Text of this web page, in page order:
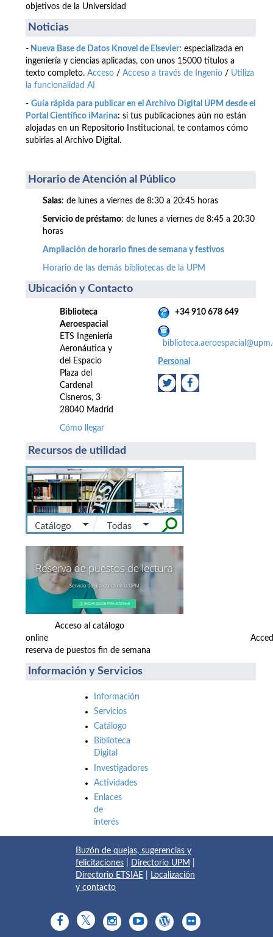
objetivos de la Universidad
Noticias
- Nueva Base de Datos Knovel de Elsevier: especializada en
ingeniería y ciencias aplicadas, con unos 15000 títulos a
texto completo. Acceso / Acceso a través de Ingenio / Utiliza
la funcionalidad AI
- Guía rápida para publicar en el Archivo Digital UPM desde el
Portal Científico iMarina: si tus publicaciones aún no están
alojadas en un Repositorio Institucional, te contamos cómo
subirlas al Archivo Digital.
Horario de Atención al Público
Salas: de lunes a viernes de 8:30 a 20:45 horas
Servicio de préstamo: de lunes a viernes de 8:45 a 20:30
horas
Ampliación de horario fines de semana y festivos
Horario de las demás bibliotecas de la UPM
Ubicación y Contacto
Biblioteca
Aeroespacial
ETS Ingeniería
Aeronáutica y
del Espacio
Plaza del
Cardenal
Cisneros, 3
28040 Madrid
Cómo llegar
+34 910 678 649
Personal
Recursos de utilidad
Acceso al catálogo
online
reserva de puestos fin de semana
Información y Servicios
Información
Servicios
Catálogo
Biblioteca
Digital
Investigadores
Actividades
Enlaces
de
interés
Buzón de quejas, sugerencias y
felicitaciones
Directorio UPM
Directorio ETSIAE
Localización
y contacto